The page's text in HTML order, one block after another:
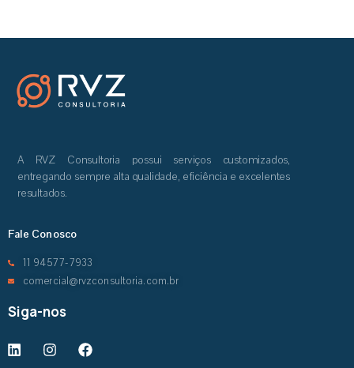
A RVZ Consultoria possui serviços customizados,
entregando sempre alta qualidade, eficiência e excelentes
resultados.
Fale Conosco
11 94577-7933
comercial@rvzconsultoria.com.br
Siga-nos